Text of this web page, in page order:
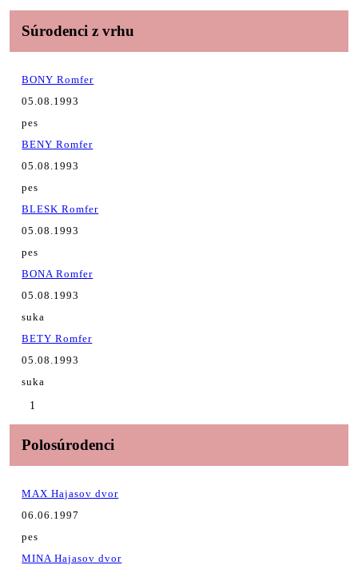
Súrodenci z vrhu
BONY Romfer
05.08.1993
pes
BENY Romfer
05.08.1993
pes
BLESK Romfer
05.08.1993
pes
BONA Romfer
05.08.1993
suka
BETY Romfer
05.08.1993
suka
1
Polosúrodenci
MAX Hajasov dvor
06.06.1997
pes
MINA Hajasov dvor